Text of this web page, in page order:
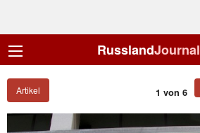
RusslandJournal
Artikel 1 von 6